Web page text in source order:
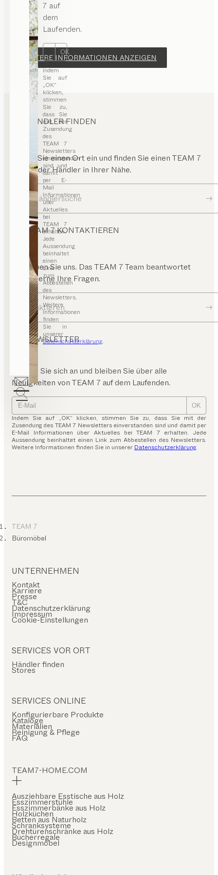
7 auf
dem
Laufenden.
OK
Indem
Sie auf
„OK“
klicken,
stimmen
Sie zu,
dass Sie
mit der
Zusendung
des
TEAM 7
Newsletters
einverstanden
sind und
damit
per E-
Mail
Informationen
über
Aktuelles
bei
TEAM 7
erhalten.
Jede
Aussendung
beinhaltet
einen
Link
zum
Abbestellen
des
Newsletters.
Weitere
Informationen
finden
Sie in
unserer
Datenschutzerklärung.
WEITERE INFORMATIONEN ANZEIGEN
HÄNDLER FINDEN
Geben Sie einen Ort ein und finden Sie einen TEAM 7
Store oder Händler in Ihrer Nähe.
Zur Händlersuche
TEAM 7 KONTAKTIEREN
Schreiben Sie uns. Das TEAM 7 Team beantwortet
Ihnen gerne Ihre Fragen.
Kontaktieren
NEWSLETTER
Melden Sie sich an und bleiben Sie über alle
Neuigkeiten von TEAM 7 auf dem Laufenden.
OK
Indem Sie auf „OK“ klicken, stimmen Sie zu, dass Sie mit der
Zusendung des TEAM 7 Newsletters einverstanden sind und damit per
E-Mail Informationen über Aktuelles bei TEAM 7 erhalten. Jede
Aussendung beinhaltet einen Link zum Abbestellen des Newsletters.
Weitere Informationen finden Sie in unserer Datenschutzerklärung.
TEAM 7
Büromöbel
UNTERNEHMEN
Kontakt
Karriere
Presse
T&C
Datenschutzerklärung
Impressum
Cookie-Einstellungen
SERVICES VOR ORT
Händler finden
Stores
SERVICES ONLINE
Konfigurierbare Produkte
Kataloge
Materialien
Reinigung & Pflege
FAQ
TEAM7-HOME.COM
Ausziehbare Esstische aus Holz
Esszimmerstühle
Esszimmerbänke aus Holz
Holzküchen
Betten aus Naturholz
Schranksysteme
Drehtürenschränke aus Holz
Bücherregale
Designmöbel